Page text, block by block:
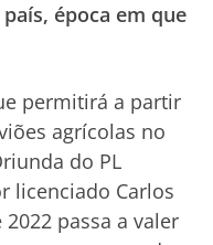
época em que
permitirá a partir
agrícolas no
do PL
licenciado Carlos
2022 passa a valer